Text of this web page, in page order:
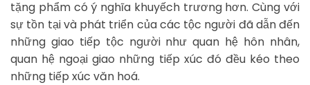
tặng phẩm có ý nghĩa khuyếch trương hơn. Cùng với
sự tồn tại và phát triển của các tộc người đã dẫn đến
những giao tiếp tộc người như quan hệ hôn nhân,
quan hệ ngoại giao những tiếp xúc đó đều kéo theo
những tiếp xúc văn hoá.